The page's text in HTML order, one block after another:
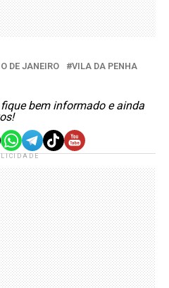
DE JANEIRO
VILA DA PENHA
bem informado e ainda